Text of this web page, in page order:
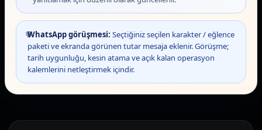
💬
WhatsApp görüşmesi: Seçtiğiniz seçilen karakter / eğlence
paketi ve ekranda görünen tutar mesaja eklenir. Görüşme;
tarih uygunluğu, kesin atama ve açık kalan operasyon
kalemlerini netleştirmek içindir.